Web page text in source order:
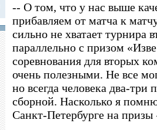
-- О том, что у нас выше
прибавляем от матча к
сильно не хватает турнира
параллельно с призом
соревнования для вторых
очень полезными. Не все
но всегда человека два-три
сборной. Насколько я
Санкт-Петербурге на